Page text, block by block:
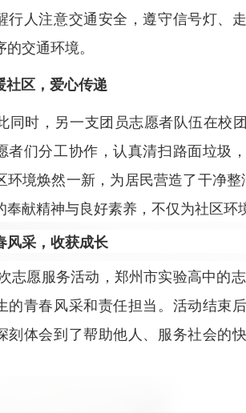
行人注意交通安全，遵守信号灯、
的交通环境。
区，爱心传递
，另一支团员志愿者队伍在校团
者们分工协作，认真清扫路面垃圾
环境焕然一新，为居民营造了干净
奉献精神与良好素养，不仅为社区环
风采，收获成长
服务活动，郑州市实验高中的志
的青春风采和责任担当。活动结束
刻体会到了帮助他人、服务社会的